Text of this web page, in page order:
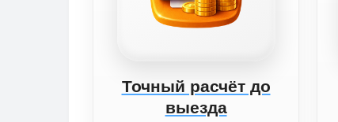
Точный расчёт до
выезда